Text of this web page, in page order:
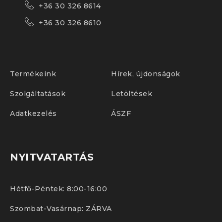
húzófogantyúval, fém tokszerkezet, tokborító
Fal
+36 30 326 8614
+36 30 326 8610
Termékeink Hírek, újdonságok
Szolgáltatások Letöltések
Adatkezelés ÁSZF
NYITVATARTÁS
Hétfő-Péntek: 8:00-16:00
Szombat-Vasárnap: ZÁRVA